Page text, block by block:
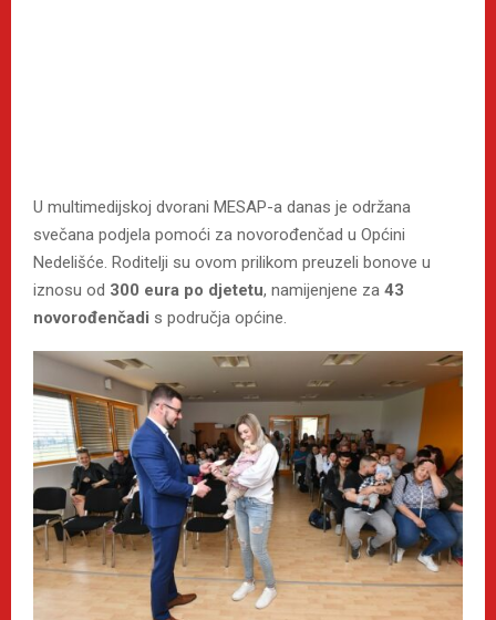
U multimedijskoj dvorani MESAP-a danas je održana
svečana podjela pomoći za novorođenčad u Općini
Nedelišće. Roditelji su ovom prilikom preuzeli bonove u
iznosu od 300 eura po djetetu, namijenjene za 43
novorođenčadi s područja općine.